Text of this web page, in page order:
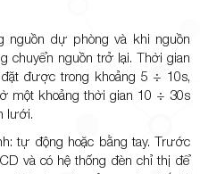
nguồn dự phòng và khi nguồn
chuyển nguồn trở lại. Thời gian
được trong khoảng 5 ÷ 10s,
một khoảng thời gian 10 ÷ 30s
lưới.
tự động hoặc bằng tay. Trước
và có hệ thống đèn chỉ thị để